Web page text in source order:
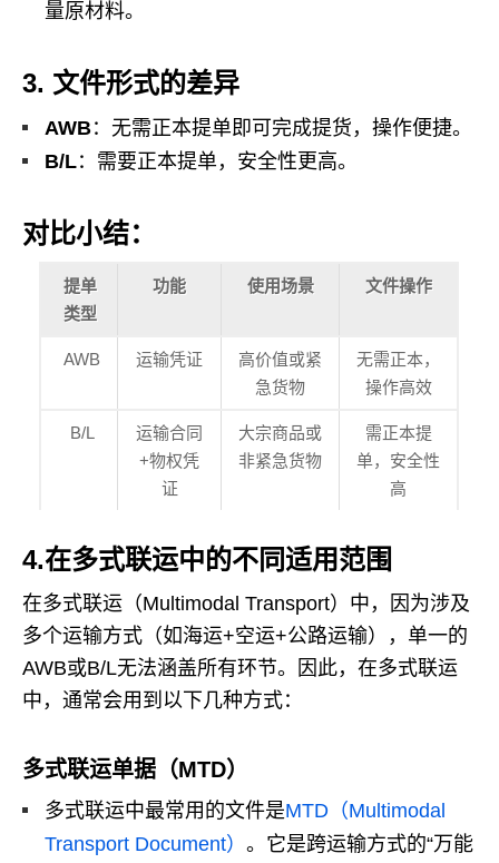
量原材料。
3. 文件形式的差异
AWB：无需正本提单即可完成提货，操作便捷。
B/L：需要正本提单，安全性更高。
对比小结：
提单
类型
功能 使用场景 文件操作
AWB 运输凭证
高价值或紧
急货物
无需正本，
操作高效
B/L
运输合同
+物权凭
证
大宗商品或
非紧急货物
需正本提
单，安全性
高
4.在多式联运中的不同适用范围
在多式联运（Multimodal Transport）中，因为涉及
多个运输方式（如海运+空运+公路运输），单一的
AWB或B/L无法涵盖所有环节。因此，在多式联运
中，通常会用到以下几种方式：
多式联运单据（MTD）
多式联运中最常用的文件是MTD（Multimodal
Transport Document） 。它是跨运输方式的“万能